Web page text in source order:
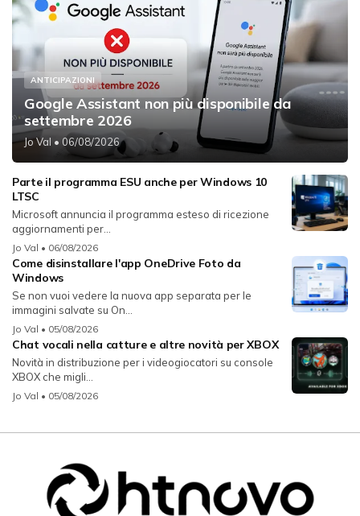
ANTICIPAZIONI
Google Assistant non più disponibile da
settembre 2026
Jo Val • 06/08/2026
Parte il programma ESU anche per Windows 10
LTSC
Microsoft annuncia il programma esteso di ricezione
aggiornamenti per...
Jo Val • 06/08/2026
Come disinstallare l'app OneDrive Foto da
Windows
Se non vuoi vedere la nuova app separata per le
immagini salvate su On...
Jo Val • 05/08/2026
Chat vocali nella catture e altre novità per XBOX
Novità in distribuzione per i videogiocatori su console
XBOX che migli...
Jo Val • 05/08/2026